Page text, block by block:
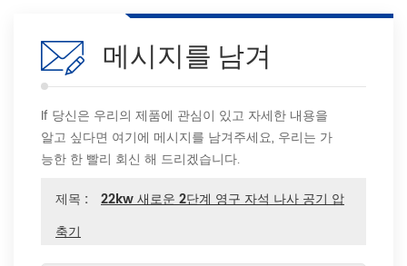
메시지를 남겨
If 당신은 우리의 제품에 관심이 있고 자세한 내용을
알고 싶다면 여기에 메시지를 남겨주세요, 우리는 가
능한 한 빨리 회신 해 드리겠습니다.
제목 :
22kw 새로운 2단계 영구 자석 나사 공기 압
축기